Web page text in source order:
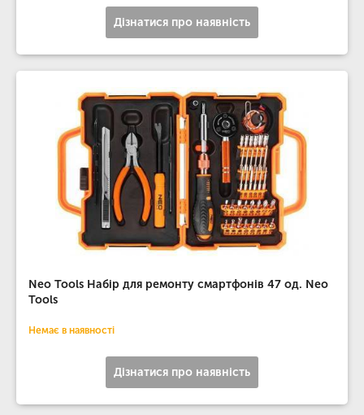
Дізнатися про наявність
Neo Tools Набір для ремонту смартфонів 47 од. Neo
Tools
Немає в наявності
Дізнатися про наявність